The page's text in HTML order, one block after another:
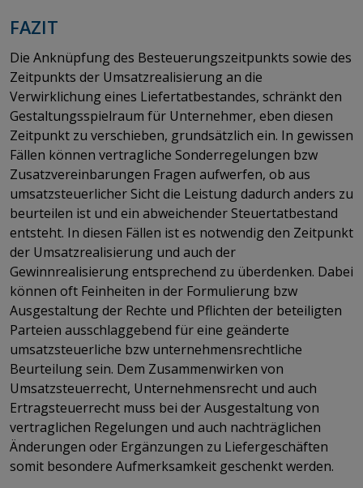
FAZIT
Die Anknüpfung des Besteuerungszeitpunkts sowie des
Zeitpunkts der Umsatzrealisierung an die
Verwirklichung eines Liefertatbestandes, schränkt den
Gestaltungsspielraum für Unternehmer, eben diesen
Zeitpunkt zu verschieben, grundsätzlich ein. In gewissen
Fällen können vertragliche Sonderregelungen bzw
Zusatzvereinbarungen Fragen aufwerfen, ob aus
umsatzsteuerlicher Sicht die Leistung dadurch anders zu
beurteilen ist und ein abweichender Steuertatbestand
entsteht. In diesen Fällen ist es notwendig den Zeitpunkt
der Umsatzrealisierung und auch der
Gewinnrealisierung entsprechend zu überdenken. Dabei
können oft Feinheiten in der Formulierung bzw
Ausgestaltung der Rechte und Pflichten der beteiligten
Parteien ausschlaggebend für eine geänderte
umsatzsteuerliche bzw unternehmensrechtliche
Beurteilung sein. Dem Zusammenwirken von
Umsatzsteuerrecht, Unternehmensrecht und auch
Ertragsteuerrecht muss bei der Ausgestaltung von
vertraglichen Regelungen und auch nachträglichen
Änderungen oder Ergänzungen zu Liefergeschäften
somit besondere Aufmerksamkeit geschenkt werden.